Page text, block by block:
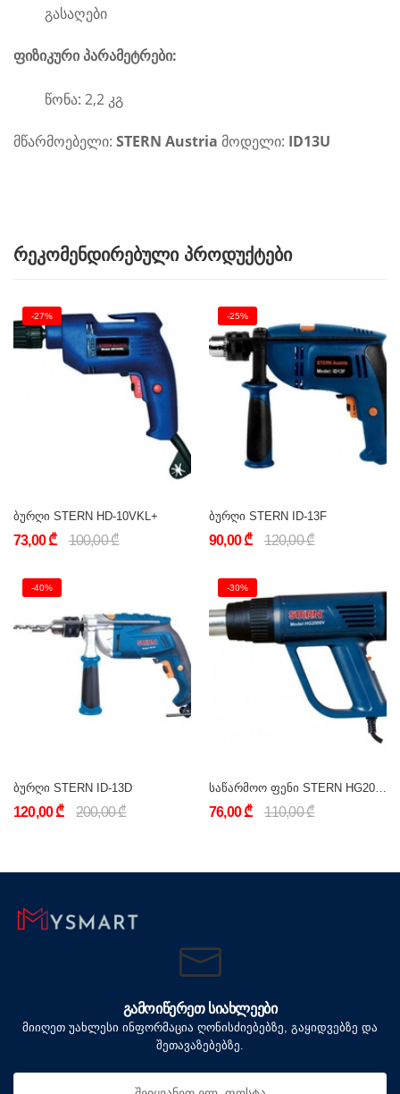
გასაღები
ფიზიკური პარამეტრები:
წონა: 2,2 კგ
მწარმოებელი: STERN Austria მოდელი: ID13U
რეკომენდირებული პროდუქტები
-27%
ბურღი STERN HD-10VKL+
73,00 ₾ 100,00 ₾
-25%
ბურღი STERN ID-13F
90,00 ₾ 120,00 ₾
-40%
ბურღი STERN ID-13D
120,00 ₾ 200,00 ₾
-30%
საწარმოო ფენი STERN HG2000V
76,00 ₾ 110,00 ₾
ᲒᲐᲛᲝᲘᲬᲔᲠᲔᲗ ᲡᲘᲐᲮᲚᲔᲔᲑᲘ
მიიღეთ უახლესი ინფორმაცია ღონისძიებებზე, გაყიდვებზე და
შეთავაზებებზე.